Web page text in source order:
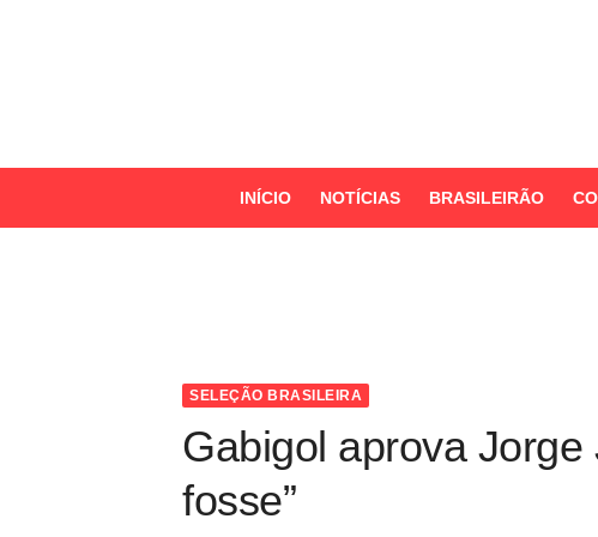
INÍCIO NOTÍCIAS BRASILEIRÃO
SELEÇÃO BRASILEIRA
Gabigol aprova Jorge
fosse”